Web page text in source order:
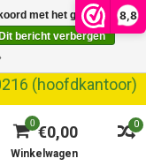
8,8
(hoofdkantoor)
0
0 €0,00
Winkelwagen
met het gebruik van
Dit bericht verbergen